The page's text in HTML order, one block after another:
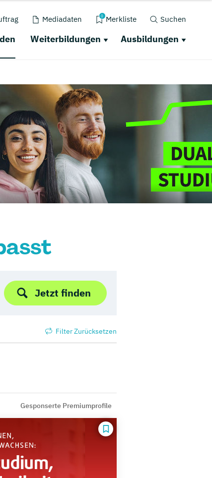
Mediadaten 0 Merkliste Suchen
Weiterbildungen Ausbildungen
Jetzt finden
Filter Zurücksetzen
Gesponserte Premiumprofile